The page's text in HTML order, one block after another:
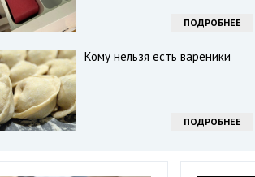
ПОДРОБНЕЕ
Кому нельзя есть вареники
ПОДРОБНЕЕ